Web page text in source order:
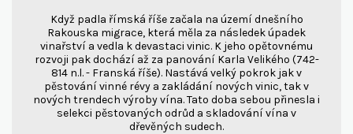
Když padla římská říše začala na území dnešního
Rakouska migrace, která měla za následek úpadek
vinařství a vedla k devastaci vinic. K jeho opětovnému
rozvoji pak dochází až za panování Karla Velikého (742-
814 n.l. - Franská říše). Nastává velký pokrok jak v
pěstování vinné révy a zakládání nových vinic, tak v
nových trendech výroby vína. Tato doba sebou přinesla i
selekci pěstovaných odrůd a skladování vína v
dřevěných sudech.